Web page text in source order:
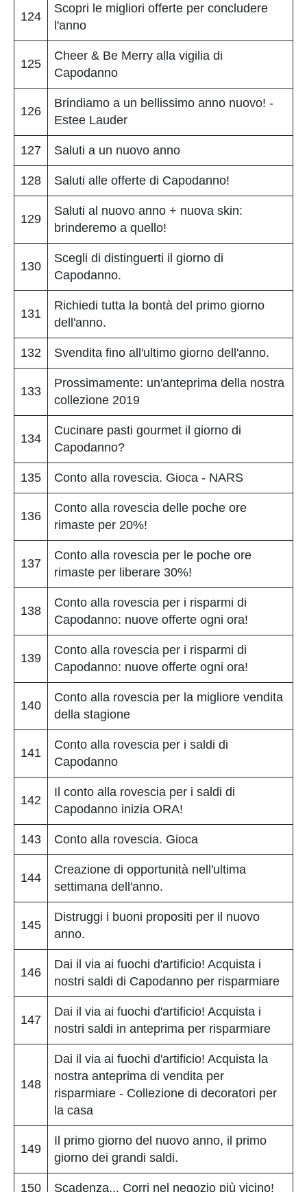
124
Scopri le migliori offerte per concludere
l'anno
125
Cheer & Be Merry alla vigilia di
Capodanno
126
Brindiamo a un bellissimo anno nuovo! -
Estee Lauder
127 Saluti a un nuovo anno
128 Saluti alle offerte di Capodanno!
129
Saluti al nuovo anno + nuova skin:
brinderemo a quello!
130
Scegli di distinguerti il giorno di
Capodanno.
131
Richiedi tutta la bontà del primo giorno
dell'anno.
132 Svendita fino all'ultimo giorno dell'anno.
133
Prossimamente: un'anteprima della nostra
collezione 2019
134
Cucinare pasti gourmet il giorno di
Capodanno?
135 Conto alla rovescia. Gioca - NARS
136
Conto alla rovescia delle poche ore
rimaste per 20%!
137
Conto alla rovescia per le poche ore
rimaste per liberare 30%!
138
Conto alla rovescia per i risparmi di
Capodanno: nuove offerte ogni ora!
139
Conto alla rovescia per i risparmi di
Capodanno: nuove offerte ogni ora!
140
Conto alla rovescia per la migliore vendita
della stagione
141
Conto alla rovescia per i saldi di
Capodanno
142
Il conto alla rovescia per i saldi di
Capodanno inizia ORA!
143 Conto alla rovescia. Gioca
144
Creazione di opportunità nell'ultima
settimana dell'anno.
145
Distruggi i buoni propositi per il nuovo
anno.
146
Dai il via ai fuochi d'artificio! Acquista i
nostri saldi di Capodanno per risparmiare
147
Dai il via ai fuochi d'artificio! Acquista i
nostri saldi in anteprima per risparmiare
148
Dai il via ai fuochi d'artificio! Acquista la
nostra anteprima di vendita per
risparmiare - Collezione di decoratori per
la casa
149
Il primo giorno del nuovo anno, il primo
giorno dei grandi saldi.
150 Scadenza... Corri nel negozio più vicino!